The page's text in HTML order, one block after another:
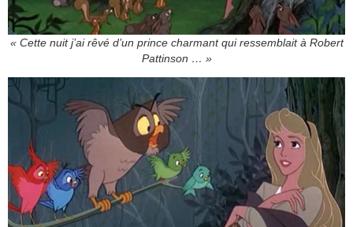
« Cette nuit j’ai rêvé d’un prince charmant qui ressemblait à Robert
Pattinson … »